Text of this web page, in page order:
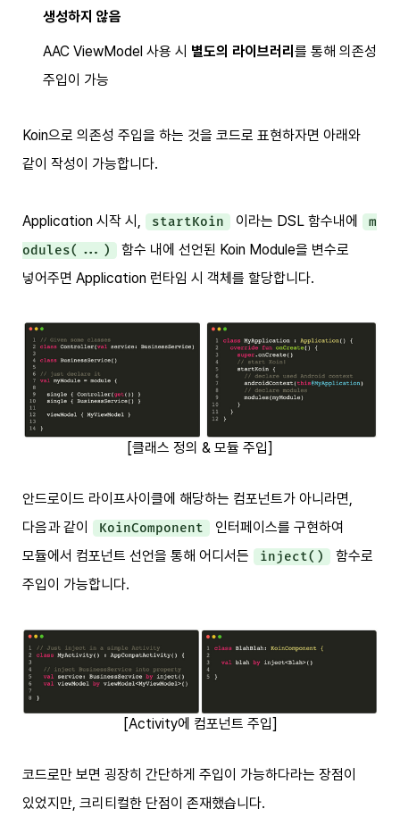
생성하지 않음
AAC ViewModel 사용 시 별도의 라이브러리 를 통해 의존성
주입이 가능
Koin으로 의존성 주입을 하는 것을 코드로 표현하자면 아래와
같이 작성이 가능합니다.
Application 시작 시, startKoin 이라는 DSL 함수내에
m
odules(...)
함수 내에 선언된 Koin Module을 변수로
넣어주면 Application 런타임 시 객체를 할당합니다.
[클래스 정의 & 모듈 주입]
안드로이드 라이프사이클에 해당하는 컴포넌트가 아니라면,
다음과 같이
KoinComponent
인터페이스를 구현하여
모듈에서 컴포넌트 선언을 통해 어디서든
inject()
함수로
주입이 가능합니다.
[Activity에 컴포넌트 주입]
코드로만 보면 굉장히 간단하게 주입이 가능하다라는 장점이
있었지만, 크리티컬한 단점이 존재했습니다.